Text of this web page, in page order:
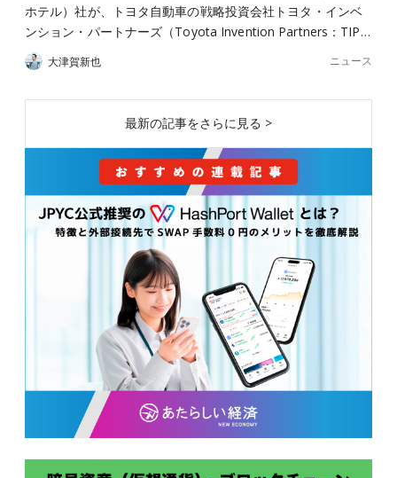
ホテル）社が、トヨタ自動車の戦略投資会社トヨタ・インベ
ンション・パートナーズ（Toyota Invention Partners：TIP…
大津賀新也 ニュース
最新の記事をさらに見る >